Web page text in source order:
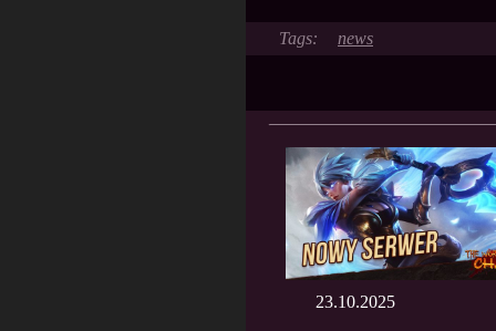
news
23.10.2025